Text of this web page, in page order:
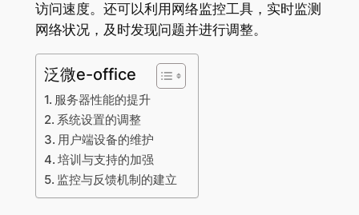
访问速度。还可以利用网络监控工具，实时监测
网络状况，及时发现问题并进行调整。
泛微e-office
服务器性能的提升
系统设置的调整
用户端设备的维护
培训与支持的加强
监控与反馈机制的建立